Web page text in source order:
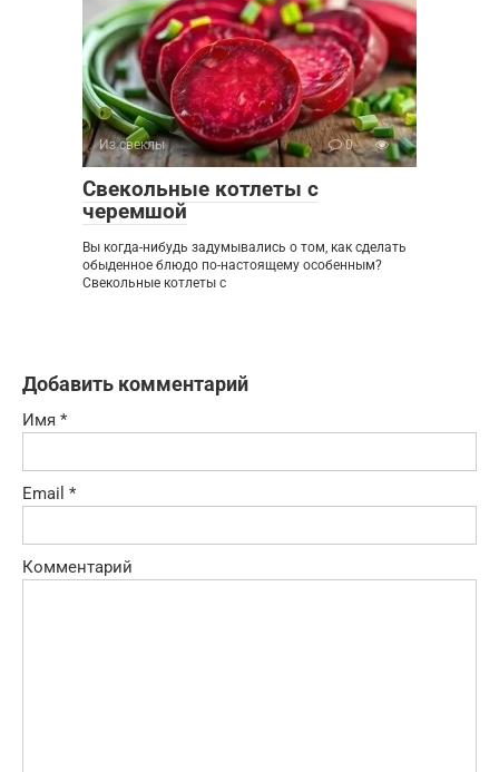
Из свеклы 0
Свекольные котлеты с
черемшой
Вы когда-нибудь задумывались о том, как сделать
обыденное блюдо по-настоящему особенным?
Свекольные котлеты с
Добавить комментарий
Имя *
Email *
Комментарий